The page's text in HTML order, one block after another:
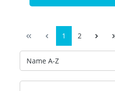
1 2